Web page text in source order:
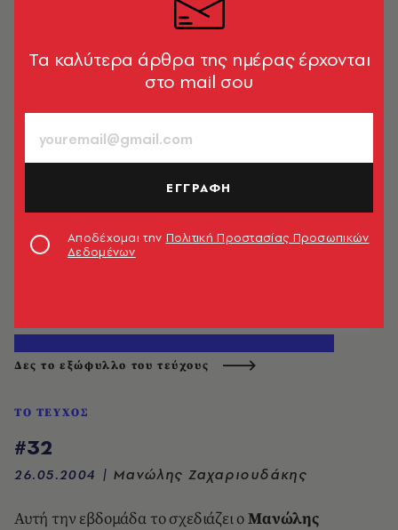
Δες το εξώφυλλο του τεύχους
ΤΟ ΤΕΥΧΟΣ
#32
26.05.2004 | Μανώλης Ζαχαριουδάκης
Αυτή την εβδομάδα το σχεδιάζει οΜανώλης
Tα καλύτερα άρθρα της ημέρας έρχονται
στο mail σου
ΕΓΓΡΑΦΗ
Αποδέχομαι την Πολιτική Προστασίας Προσωπικών
Δεδομένων